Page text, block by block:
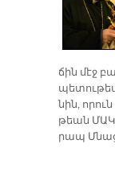
ճին մէջ
նին,
թեան
րապ